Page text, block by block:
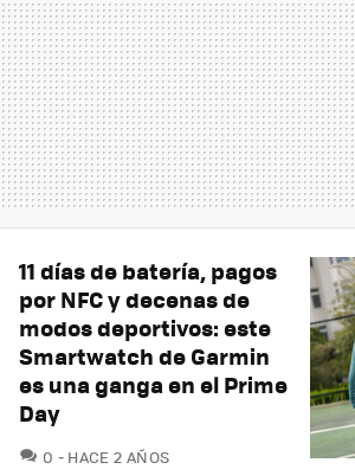
11 días de batería, pagos
por NFC y decenas de
modos deportivos: este
Smartwatch de Garmin
es una ganga en el Prime
Day
0 COMENTARIOS
HACE 2 AÑOS